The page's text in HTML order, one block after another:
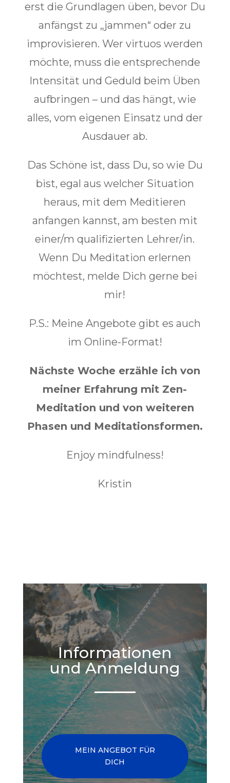
erst die Grundlagen üben, bevor Du
anfängst zu „jammen“ oder zu
improvisieren. Wer virtuos werden
möchte, muss die entsprechende
Intensität und Geduld beim Üben
aufbringen – und das hängt, wie
alles, vom eigenen Einsatz und der
Ausdauer ab.
Das Schöne ist, dass Du, so wie Du
bist, egal aus welcher Situation
heraus, mit dem Meditieren
anfangen kannst, am besten mit
einer/m qualifizierten Lehrer/in.
Wenn Du Meditation erlernen
möchtest, melde Dich gerne bei
mir!
P.S.: Meine Angebote gibt es auch
im Online-Format!
Nächste Woche erzähle ich von
meiner Erfahrung mit Zen-
Meditation und von weiteren
Phasen und Meditationsformen.
Enjoy mindfulness!
Kristin
Informationen
und Anmeldung
MEIN ANGEBOT FÜR
DICH